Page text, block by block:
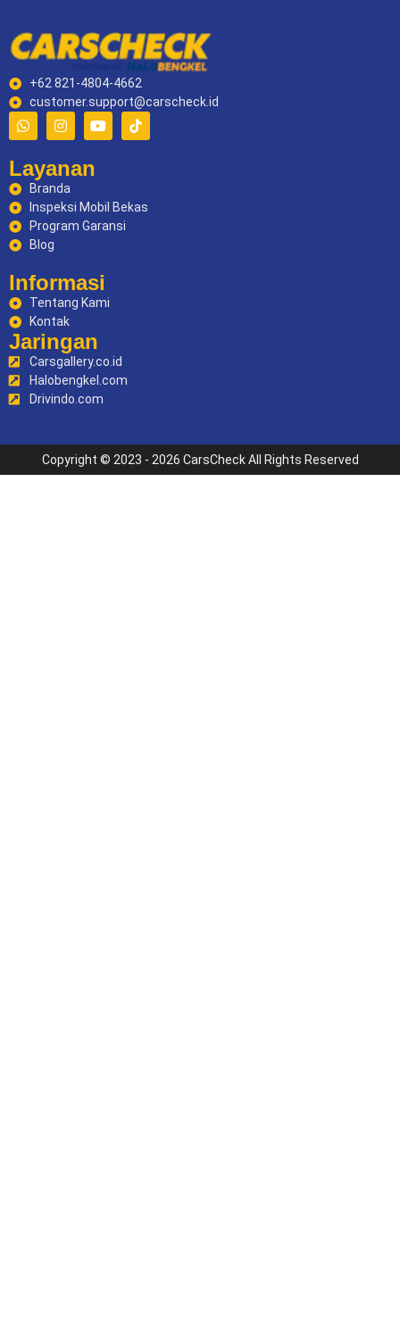
+62 821-4804-4662
customer.support@carscheck.id
Layanan
Branda
Inspeksi Mobil Bekas
Program Garansi
Blog
Informasi
Tentang Kami
Kontak
Jaringan
Carsgallery.co.id
Halobengkel.com
Drivindo.com
Copyright © 2023 - 2026 CarsCheck All Rights Reserved